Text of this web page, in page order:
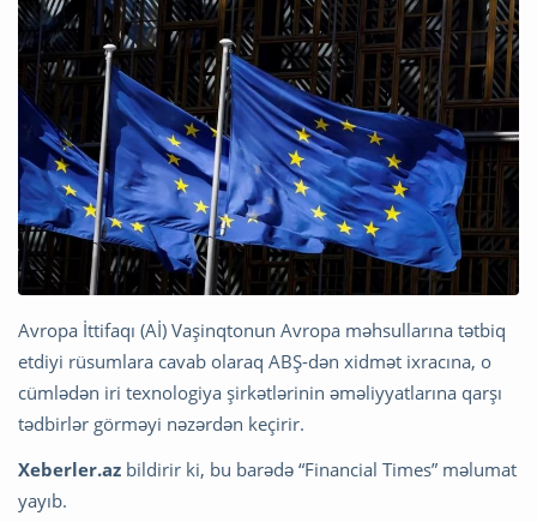
Avropa İttifaqı (Aİ) Vaşinqtonun Avropa məhsullarına tətbiq
etdiyi rüsumlara cavab olaraq ABŞ-dən xidmət ixracına, o
cümlədən iri texnologiya şirkətlərinin əməliyyatlarına qarşı
tədbirlər görməyi nəzərdən keçirir.
Xeberler.az bildirir ki, bu barədə “Financial Times” məlumat
yayıb.